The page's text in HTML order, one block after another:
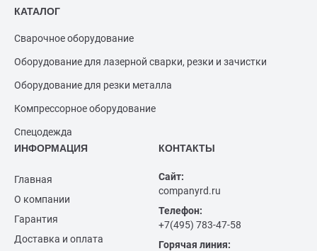
КАТАЛОГ
Сварочное оборудование
Оборудование для лазерной сварки, резки и зачистки
Оборудование для резки металла
Компрессорное оборудование
Спецодежда
ИНФОРМАЦИЯ
Главная
О компании
Гарантия
Доставка и оплата
КОНТАКТЫ
Сайт:
companyrd.ru
Телефон:
+7(495) 783-47-58
Горячая линия: